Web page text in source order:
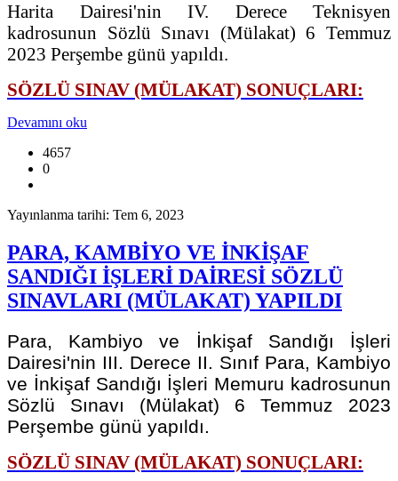
Harita Dairesi'nin IV. Derece Teknisyen
kadrosunun Sözlü Sınavı (Mülakat) 6 Temmuz
2023 Perşembe günü yapıldı.
SÖZLÜ SINAV (MÜLAKAT) SONUÇLARI:
Devamını oku
4657
0
Yayınlanma tarihi: Tem 6, 2023
PARA, KAMBİYO VE İNKİŞAF
SANDIĞI İŞLERİ DAİRESİ SÖZLÜ
SINAVLARI (MÜLAKAT) YAPILDI
Para, Kambiyo ve İnkişaf Sandığı İşleri
Dairesi'nin III. Derece II. Sınıf Para, Kambiyo
ve İnkişaf Sandığı İşleri Memuru kadrosunun
Sözlü Sınavı (Mülakat) 6 Temmuz 2023
Perşembe günü yapıldı.
SÖZLÜ SINAV (MÜLAKAT) SONUÇLARI: